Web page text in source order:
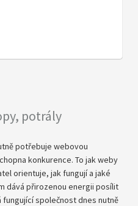
potrály
potřebuje webovou
konkurence. To jak weby
orientuje, jak fungují a jaké
dává přirozenou energii posílit
společnost dnes nutně